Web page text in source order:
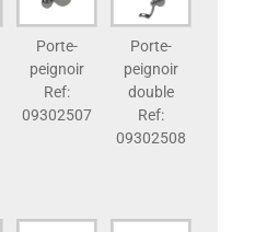
Porte-
peignoir
Ref:
09302507
Porte-
peignoir
double
Ref:
09302508